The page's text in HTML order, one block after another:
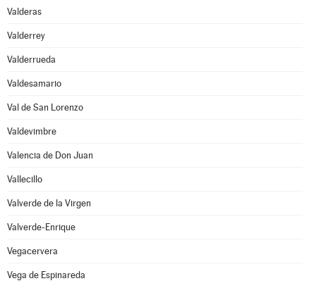
Valderas
Valderrey
Valderrueda
Valdesamario
Val de San Lorenzo
Valdevimbre
Valencia de Don Juan
Vallecillo
Valverde de la Virgen
Valverde-Enrique
Vegacervera
Vega de Espinareda